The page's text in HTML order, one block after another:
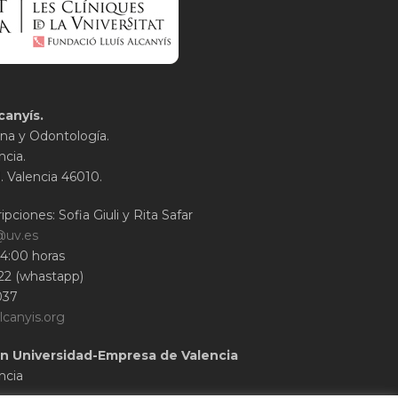
y Odontología.
Valencia 46010.
Sofia Giuli y Rita Safar
horas
(whastapp)
Universidad-Empresa de Valencia